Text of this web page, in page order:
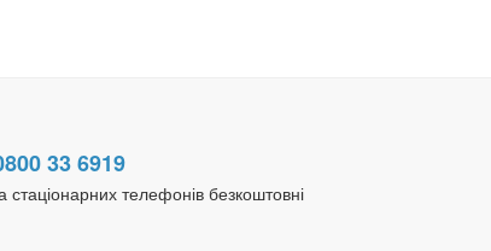
33 6919
стаціонарних телефонів безкоштовні